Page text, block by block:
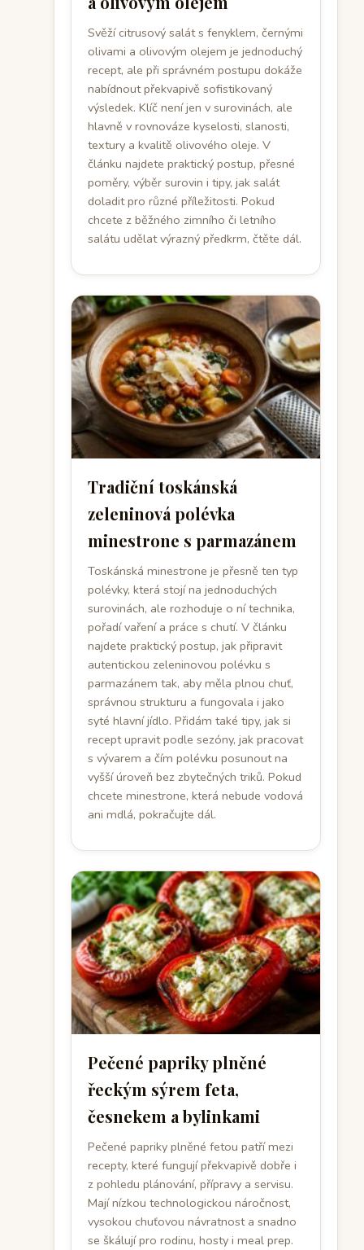
Svěží citrusový salát s fenyklem, černými
olivami a olivovým olejem je jednoduchý
recept, ale při správném postupu dokáže
nabídnout překvapivě sofistikovaný
výsledek. Klíč není jen v surovinách, ale
hlavně v rovnováze kyselosti, slanosti,
textury a kvalitě olivového oleje. V
článku najdete praktický postup, přesné
poměry, výběr surovin i tipy, jak salát
doladit pro různé příležitosti. Pokud
chcete z běžného zimního či letního
salátu udělat výrazný předkrm, čtěte dál.
Tradiční toskánská
zeleninová polévka
minestrone s parmazánem
Toskánská minestrone je přesně ten typ
polévky, která stojí na jednoduchých
surovinách, ale rozhoduje o ní technika,
pořadí vaření a práce s chutí. V článku
najdete praktický postup, jak připravit
autentickou zeleninovou polévku s
parmazánem tak, aby měla plnou chuť,
správnou strukturu a fungovala i jako
syté hlavní jídlo. Přidám také tipy, jak si
recept upravit podle sezóny, jak pracovat
s vývarem a čím polévku posunout na
vyšší úroveň bez zbytečných triků. Pokud
chcete minestrone, která nebude vodová
ani mdlá, pokračujte dál.
Pečené papriky plněné
řeckým sýrem feta,
česnekem a bylinkami
Pečené papriky plněné fetou patří mezi
recepty, které fungují překvapivě dobře i
z pohledu plánování, přípravy a servisu.
Mají nízkou technologickou náročnost,
vysokou chuťovou návratnost a snadno
se škálují pro rodinu, hosty i meal prep.